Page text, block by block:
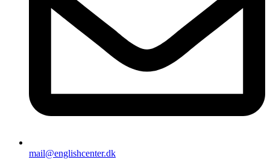
mail@englishcenter.dk